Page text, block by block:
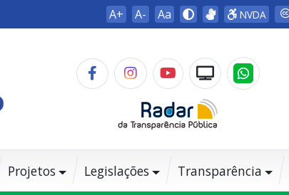
A+ A- Aa NVDA
Projetos Legislações Transparência